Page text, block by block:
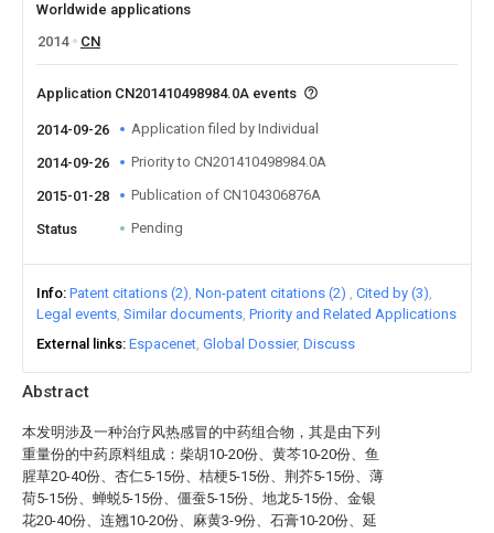
Abstract
本发明涉及一种治疗风热感冒的中药组合物，其是由下列
重量份的中药原料组成：柴胡10-20份、黄芩10-20份、鱼
腥草20-40份、杏仁5-15份、桔梗5-15份、荆芥5-15份、薄
荷5-15份、蝉蜕5-15份、僵蚕5-15份、地龙5-15份、金银
花20-40份、连翘10-20份、麻黄3-9份、石膏10-20份、延
Worldwide applications
2014
CN
Application CN201410498984.0A events
2014-09-26 Application filed by Individual
2014-09-26 Priority to CN201410498984.0A
2015-01-28 Publication of CN104306876A
Status Pending
Info Patent citations (2) Non-patent citations (2)
Cited by (3)
Legal events Similar documents Priority and Related Applications
External links Espacenet Global Dossier Discuss